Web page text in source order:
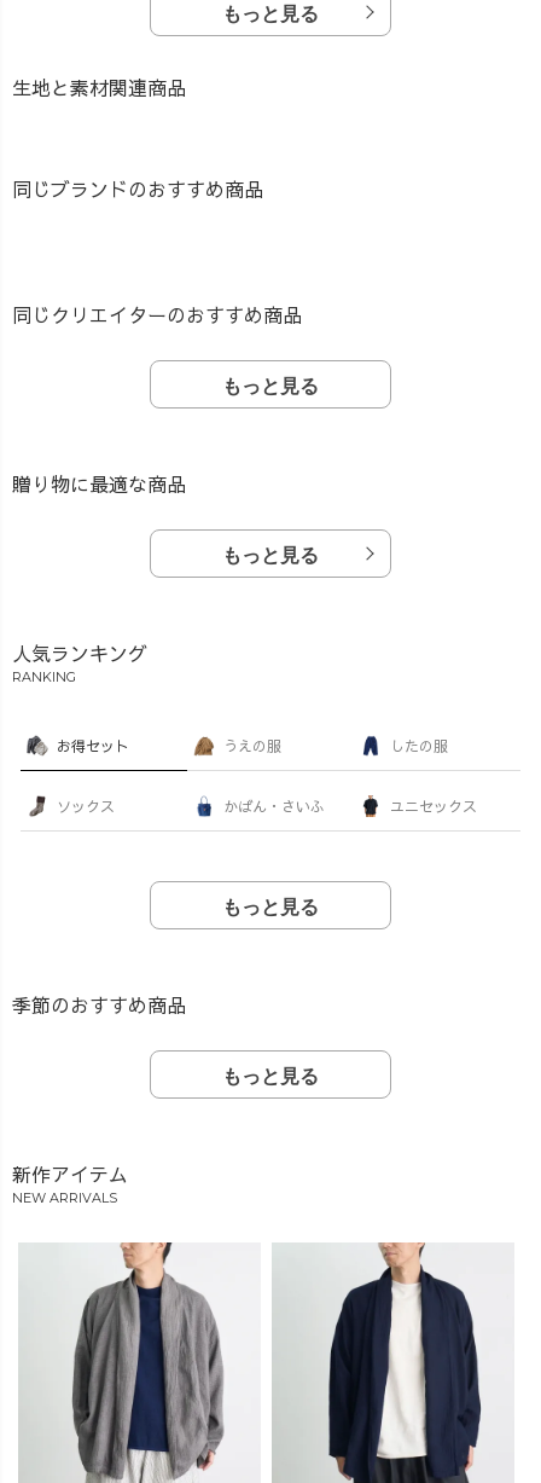
もっと見る
生地と素材関連商品
同じブランドのおすすめ商品
同じクリエイターのおすすめ商品
もっと見る
贈り物に最適な商品
もっと見る
人気ランキング
RANKING
お得セット うえの服 したの服
ソックス かばん・さいふ ユニセックス
もっと見る
季節のおすすめ商品
もっと見る
新作アイテム
NEW ARRIVALS